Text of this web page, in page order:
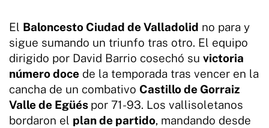
El Baloncesto Ciudad de Valladolid no para y
sigue sumando un triunfo tras otro. El equipo
dirigido por David Barrio cosechó su victoria
número doce de la temporada tras vencer en la
cancha de un combativo Castillo de Gorraiz
Valle de Egüés por 71-93. Los vallisoletanos
bordaron el plan de partido, mandando desde